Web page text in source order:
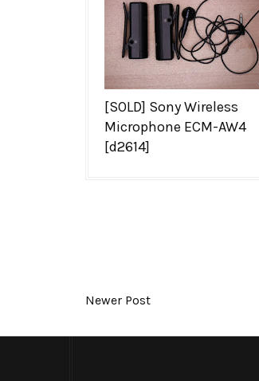
[SOLD] Sony Wireless
Microphone ECM-AW4
[d2614]
Newer Post